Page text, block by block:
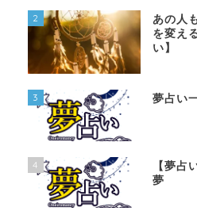
2
あの人
を変え
い】
3 夢占い
4
【夢占
夢